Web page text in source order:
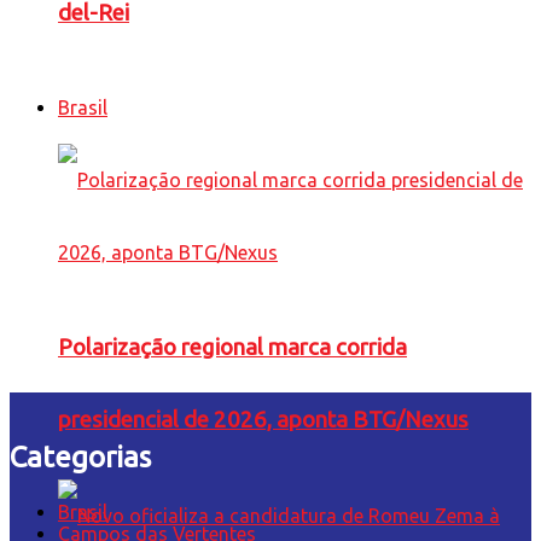
del-Rei
Brasil
Polarização regional marca corrida
presidencial de 2026, aponta BTG/Nexus
Categorias
Brasil
Campos das Vertentes